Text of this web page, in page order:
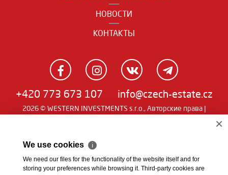
НОВОСТИ
КОНТАКТЫ
+420 773 673 107 info@czech-estate.cz
2026 © WESTERN INVESTMENTS s.r.o., Авторские права |
×
We use cookies ℹ
We need our files for the functionality of the website itself and for
storing your preferences while browsing it. Third-party cookies are